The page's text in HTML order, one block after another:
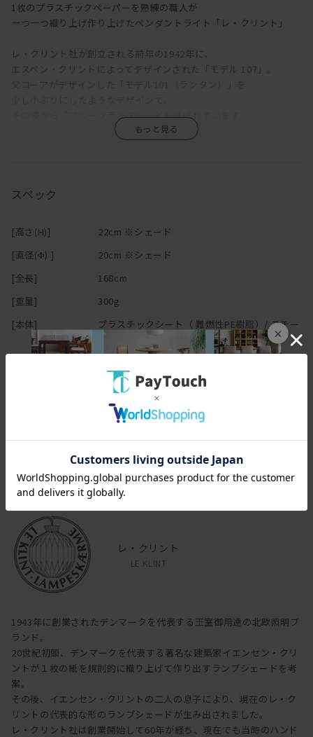
×
1枚のプラスチックペーパーを熟練の職人が
一つ一つ織り上げ作り上げたペンダントライト「レ・クリント」
レ・クリント社が創立される前年の1942年に、
その姿から「フルーツランタン」とも呼ばれています。
小ぶりな球体にぎゅっと詰まったプリーツは、
玄関やキッチンの照明としてのご使用に適しています。
スペック
[高さ(H)]
22cm ※シェード
[直径(Φ) ]
20cm ※シェード
[全長]
168cm
[重量]
300g
[本体]
プラスチックシート（ 難燃性PE樹脂）/ スチー
引掛けシーリング
LED対応 引っ掛けシーリング対応
ブランド
レ・クリント
LE KLINT
1943年に創業されたデンマークを代表する王室御用達の北欧照明ブ
ランド。
20世紀初頭、デンマークを代表する著名な建築家イエンセン・クリ
ントが１枚の紙を規則的に織り上げて作り出すランプシェードを考
案。
その後、イエンセン・クリントの二人の息子により、現在のレ・ク
リントの代表的な形のランプシェードが生み出されました。
レ・クリント社は創業開始して60年が経ち、現在でも当時のハンド